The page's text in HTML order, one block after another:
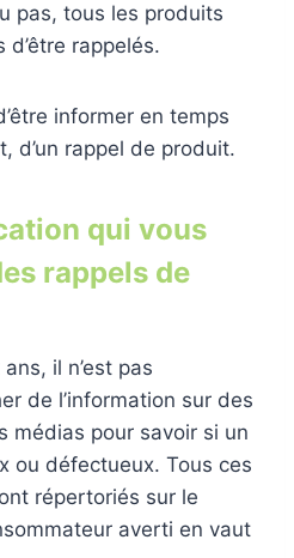
pas, tous les produits
rappelés.
informer en temps
d’un rappel de produit.
qui vous
rappels de
il n’est pas
de l’information sur des
médias pour savoir si un
ou défectueux. Tous ces
répertoriés sur le
averti en vaut